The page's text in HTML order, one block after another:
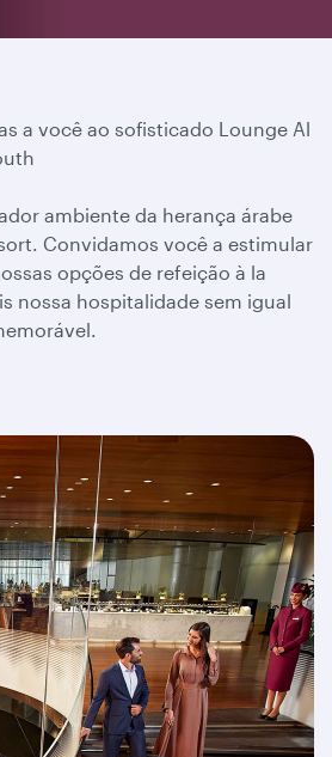
a você ao sofisticado Lounge Al
ambiente da herança árabe
Convidamos você a estimular
opções de refeição à la
nossa hospitalidade sem igual